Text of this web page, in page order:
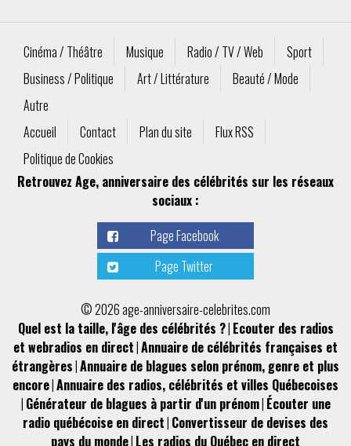
Cinéma / Théâtre Musique Radio / TV / Web
Sport
Business / Politique
Art / Littérature
Beauté / Mode
Autre
Accueil
Contact Plan du site
Flux RSS
Politique de Cookies
Retrouvez Age, anniversaire des célébrités sur les réseaux
sociaux :
Page Facebook
Page Twitter
© 2026 age-anniversaire-celebrites.com
Quel est la taille, l'âge des célébrités ?| Ecouter des radios
et webradios en direct|Annuaire de célébrités françaises et
étrangères|Annuaire de blagues selon prénom, genre et plus
encore|Annuaire des radios, célébrités et villes Québecoises
| Générateur de blagues à partir d'un prénom| Écouter une
radio québécoise en direct| Convertisseur de devises des
pays du monde| Les radios du Québec en direct